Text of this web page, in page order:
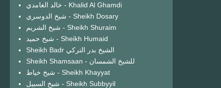
خالد الغامدي - Khalid Al Ghamdi
شيخ الدوسري - Sheikh Dosary
شيخ الشريم - Sheikh Shuraim
شيخ حميد - Sheikh Humaid
Sheikh Badr الشيخ بدر التركي
Sheikh Shamsaan - للشيخ الشمسان
شيخ خياط - Sheikh Khayyat
شيخ السبيل - Sheikh Subbyyil